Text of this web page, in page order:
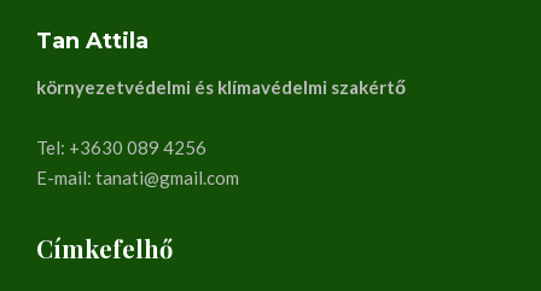
Tan Attila
környezetvédelmi és klímavédelmi szakértő
Tel: +3630 089 4256
E-mail: tanati@gmail.com
Címkefelhő